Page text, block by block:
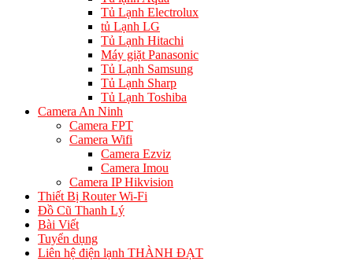
Tủ Lạnh Electrolux
tủ Lạnh LG
Tủ Lạnh Hitachi
Máy giặt Panasonic
Tủ Lạnh Samsung
Tủ Lạnh Sharp
Tủ Lạnh Toshiba
Camera An Ninh
Camera FPT
Camera Wifi
Camera Ezviz
Camera Imou
Camera IP Hikvision
Thiết Bị Router Wi-Fi
Đồ Cũ Thanh Lý
Bài Viết
Tuyển dụng
Liên hệ điện lạnh THÀNH ĐẠT